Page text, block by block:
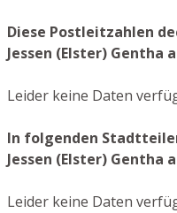
Diese Postleitzahlen
Jessen (Elster) Gentha
Leider keine Daten
In folgenden
Jessen (Elster) Gentha
Leider keine Daten